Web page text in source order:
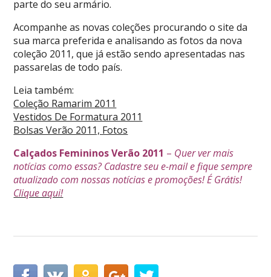
parte do seu armário.
Acompanhe as novas coleções procurando o site da
sua marca preferida e analisando as fotos da nova
coleção 2011, que já estão sendo apresentadas nas
passarelas de todo país.
Leia também:
Coleção Ramarim 2011
Vestidos De Formatura 2011
Bolsas Verão 2011, Fotos
Calçados Femininos Verão 2011 – Quer ver mais
notícias como essas? Cadastre seu e-mail e fique sempre
atualizado com nossas notícias e promoções! É Grátis!
Clique aqui!